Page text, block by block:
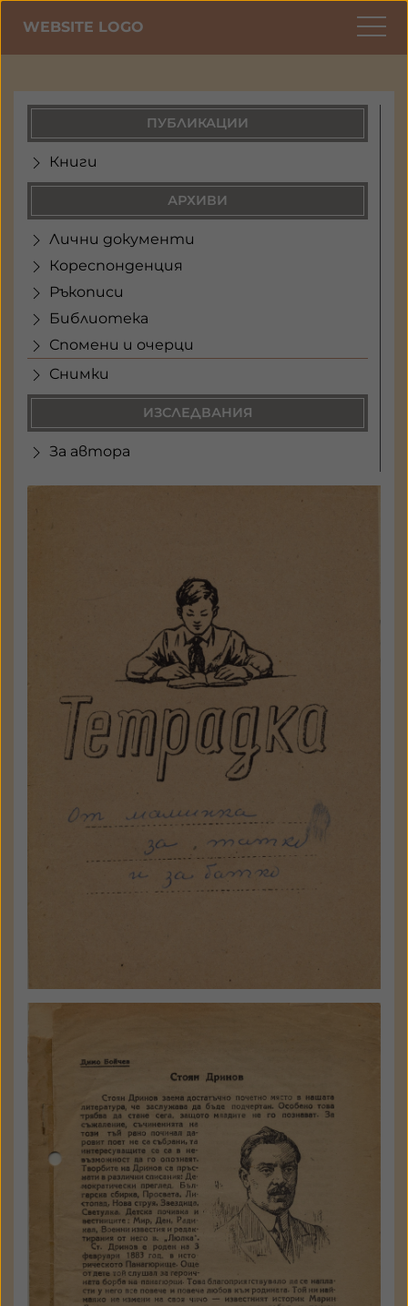
WEBSITE LOGO
ПУБЛИКАЦИИ
Книги
АРХИВИ
Лични документи
Кореспонденция
Ръкописи
Библиотека
Спомени и очерци
Снимки
ИЗСЛЕДВАНИЯ
За автора
Биография от Мария Дринова
а 8084 - 09
Държател: Национален
литературен музей
ГАЛЕРИЯ
Спомени от Димо Бойчев
а 8098 - 09
Държател: Национален
литературен музей
ГАЛЕРИЯ